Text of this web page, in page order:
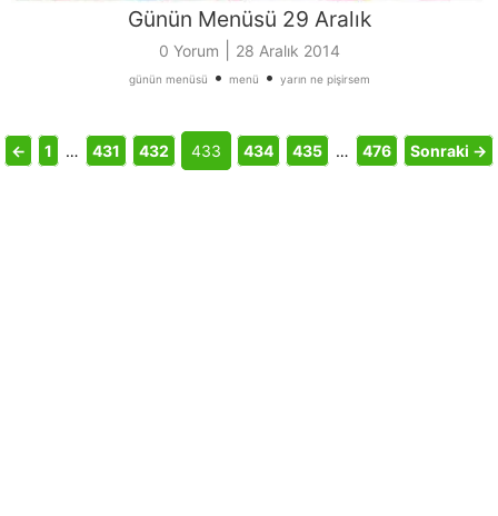
Günün Menüsü 29 Aralık
0 Yorum 28 Aralık 2014
günün menüsü • menü • yarın ne pişirsem
← 1 … 431 432 433 434 435 … 476 Sonraki →